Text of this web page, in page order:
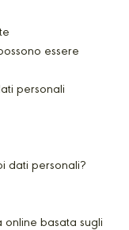
essere
personali
dati personali?
basata sugli